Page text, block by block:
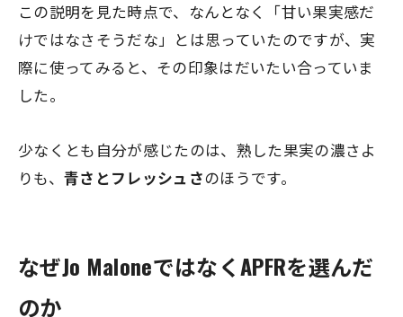
この説明を見た時点で、なんとなく「甘い果実感だ
けではなさそうだな」とは思っていたのですが、実
際に使ってみると、その印象はだいたい合っていま
した。
少なくとも自分が感じたのは、熟した果実の濃さよ
りも、青さとフレッシュさのほうです。
なぜJo MaloneではなくAPFRを選んだ
のか